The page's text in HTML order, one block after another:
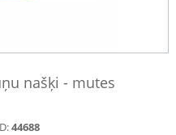
našķi - mutes
44688